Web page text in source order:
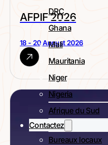
DRC
Ghana
Mali
Mauritania
Niger
Nigeria
Afrique du Sud
Contactez
Bureaux locaux
AFPIF 2026
18 - 20 August 2026